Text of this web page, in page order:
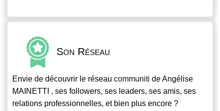
Son Réseau
Envie de découvrir le réseau communiti de Angélise
MAINETTI , ses followers, ses leaders, ses amis, ses
relations professionnelles, et bien plus encore ?